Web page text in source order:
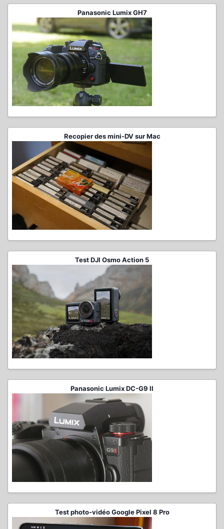
Panasonic Lumix GH7
Recopier des mini-DV sur Mac
Test DJI Osmo Action 5
Panasonic Lumix DC-G9 II
Test photo-vidéo Google Pixel 8 Pro